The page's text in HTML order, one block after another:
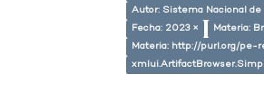
Autor: Sistema Nacional
Fecha: 2023 ×
Materia:
Materia: http://purl.org/pe-